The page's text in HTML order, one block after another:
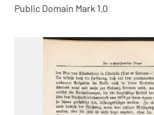
Public Domain Mark 1.0